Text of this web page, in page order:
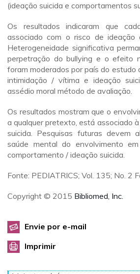
(ideação suicida e comportamentos
Os resultados indicaram que
associado com o risco de ideação
Heterogeneidade significativa
perpetração do bullying e o efeito
foram moderados por país do estudo
intimidação / vítima e ideação
assédio moral método de avaliação.
Os resultados mostram que o
a qualquer pretexto, está associado
suicida. Pesquisas futuras devem
saúde mental do envolvimento
comportamento / ideação suicida.
Fonte: PEDIATRICS; Vol. 135; No. 2
Copyright © 2015 Bibliomed, Inc.
Envie por e-mail
Imprimir